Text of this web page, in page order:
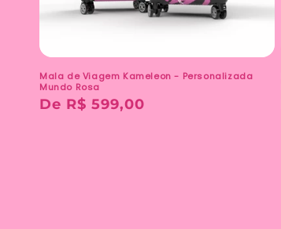
Mala de Viagem Kameleon - Personalizada
Mundo Rosa
Preço
De R$ 599,00